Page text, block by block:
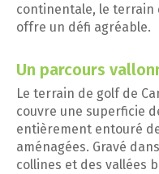
continentale, le terrain
offre un défi agréable.
Un parcours
Le terrain de golf de
couvre une superficie
entièrement entouré
aménagées. Gravé
collines et des vallées